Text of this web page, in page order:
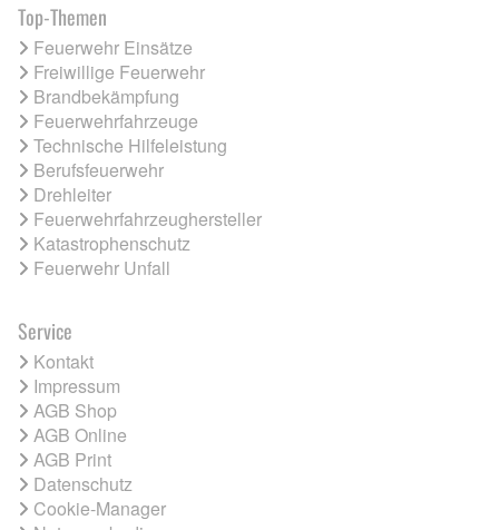
Top-Themen
Feuerwehr Einsätze
Freiwillige Feuerwehr
Brandbekämpfung
Feuerwehrfahrzeuge
Technische Hilfeleistung
Berufsfeuerwehr
Drehleiter
Feuerwehrfahrzeughersteller
Katastrophenschutz
Feuerwehr Unfall
Service
Kontakt
Impressum
AGB Shop
AGB Online
AGB Print
Datenschutz
Cookie-Manager